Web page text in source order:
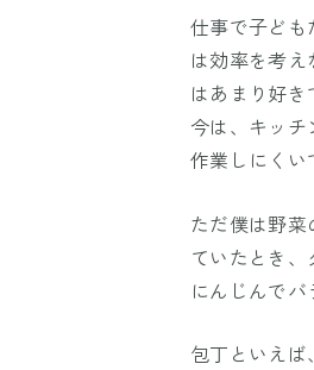
仕事で子ど
は効率を考
はあまり好
今は、キッ
作業しにくい
ただ僕は野
ていたとき
にんじんで
包丁といえ